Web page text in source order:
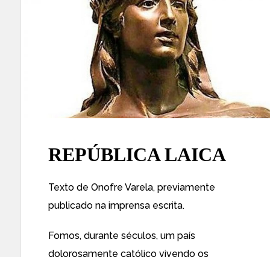
REPÚBLICA LAICA
Texto de Onofre Varela, previamente
publicado na imprensa escrita.
Fomos, durante séculos, um país
dolorosamente católico vivendo os